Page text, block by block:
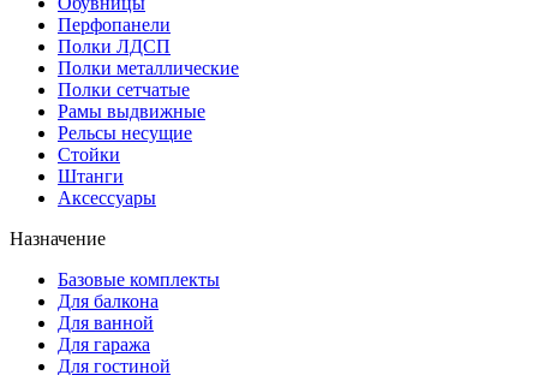
Перфопанели
Полки ЛДСП
Полки металлические
Полки сетчатые
Рамы выдвижные
Рельсы несущие
Стойки
Штанги
Аксессуары
Назначение
Базовые комплекты
Для балкона
Для ванной
Для гаража
Для гостиной